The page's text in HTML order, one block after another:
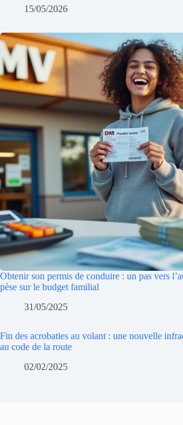
15/05/2026
Obtenir son permis de conduire : un pas vers
pèse sur le budget familial
31/05/2025
Fin des acrobaties au volant : une nouvelle
au code de la route
02/02/2025